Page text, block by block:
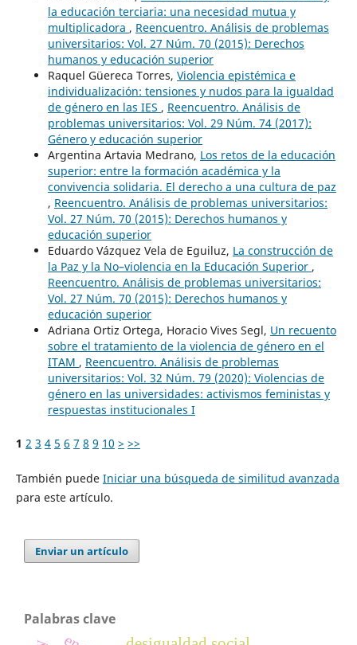
la educación terciaria: una necesidad mutua y
multiplicadora , Reencuentro. Análisis de problemas
universitarios: Vol. 27 Núm. 70 (2015): Derechos
humanos y educación superior
Raquel Güereca Torres, Violencia epistémica e
individualización: tensiones y nudos para la igualdad
de género en las IES , Reencuentro. Análisis de
problemas universitarios: Vol. 29 Núm. 74 (2017):
Género y educación superior
Argentina Artavia Medrano, Los retos de la educación
superior: entre la formación académica y la
convivencia solidaria. El derecho a una cultura de paz
, Reencuentro. Análisis de problemas universitarios:
Vol. 27 Núm. 70 (2015): Derechos humanos y
educación superior
Eduardo Vázquez Vela de Eguiluz, La construcción de
la Paz y la No–violencia en la Educación Superior ,
Reencuentro. Análisis de problemas universitarios:
Vol. 27 Núm. 70 (2015): Derechos humanos y
educación superior
Adriana Ortiz Ortega, Horacio Vives Segl, Un recuento
sobre el tratamiento de la violencia de género en el
ITAM , Reencuentro. Análisis de problemas
universitarios: Vol. 32 Núm. 79 (2020): Violencias de
género en las universidades: activismos feministas y
respuestas institucionales I
1 2 3 4 5 6 7 8 9 10 > >>
También puede Iniciar una búsqueda de similitud avanzada
para este artículo.
Enviar un artículo
Palabras clave